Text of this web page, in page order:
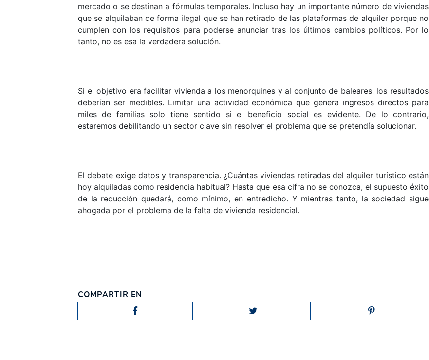
mercado o se destinan a fórmulas temporales. Incluso hay un importante número de viviendas
que se alquilaban de forma ilegal que se han retirado de las plataformas de alquiler porque no
cumplen con los requisitos para poderse anunciar tras los últimos cambios políticos. Por lo
tanto, no es esa la verdadera solución.
Si el objetivo era facilitar vivienda a los menorquines y al conjunto de baleares, los resultados
deberían ser medibles. Limitar una actividad económica que genera ingresos directos para
miles de familias solo tiene sentido si el beneficio social es evidente. De lo contrario,
estaremos debilitando un sector clave sin resolver el problema que se pretendía solucionar.
El debate exige datos y transparencia. ¿Cuántas viviendas retiradas del alquiler turístico están
hoy alquiladas como residencia habitual? Hasta que esa cifra no se conozca, el supuesto éxito
de la reducción quedará, como mínimo, en entredicho. Y mientras tanto, la sociedad sigue
ahogada por el problema de la falta de vivienda residencial.
COMPARTIR EN